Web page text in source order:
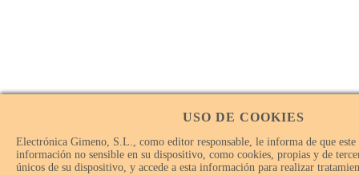
USO DE COOKIES
Electrónica Gimeno, S.L., como editor responsable, le informa de que este
información no sensible en su dispositivo, como cookies, propias y de
únicos de su dispositivo, y accede a esta información para realizar